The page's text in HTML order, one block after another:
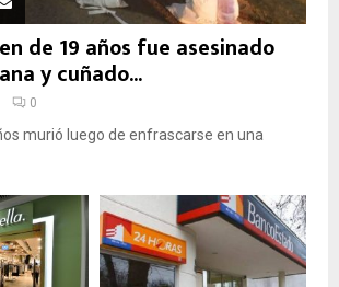
de 19 años fue asesinado
y cuñado...
0
murió luego de enfrascarse en una